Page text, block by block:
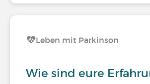
Leben mit Parkinson
Wie sind eure